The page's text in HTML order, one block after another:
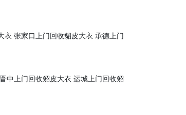
衣 张家口上门回收貂皮大衣 承德上门
晋中上门回收貂皮大衣 运城上门回收貂